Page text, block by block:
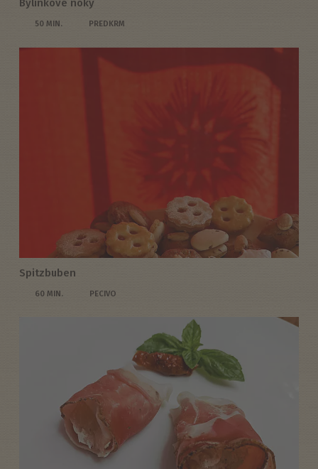
Bylinkové noky
50 MIN. PREDKRM
Spitzbuben
60 MIN. PECIVO